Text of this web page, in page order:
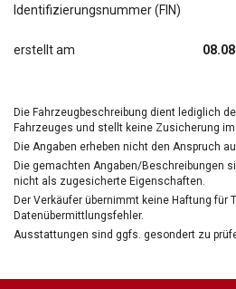
Identifizierungsnummer (FIN)
erstellt am
Die Fahrzeugbeschreibung dient lediglich
Fahrzeuges und stellt keine Zusicherung
Die Angaben erheben nicht den Anspruch
Die gemachten Angaben/Beschreibungen
nicht als zugesicherte Eigenschaften.
Der Verkäufer übernimmt keine Haftung für
Datenübermittlungsfehler.
Ausstattungen sind ggfs. gesondert zu